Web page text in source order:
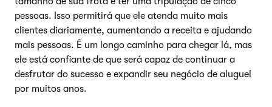
pessoas. Isso permitirá que ele atenda muito mais
clientes diariamente, aumentando a receita e ajudando
mais pessoas. É um longo caminho para chegar lá, mas
ele está confiante de que será capaz de continuar a
desfrutar do sucesso e expandir seu negócio de aluguel
por muitos anos.